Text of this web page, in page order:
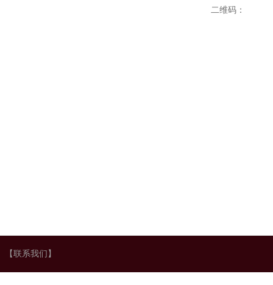
二维码：
【联系我们】